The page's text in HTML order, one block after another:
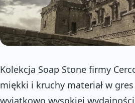
Kolekcja Soap Stone firmy
miękki i kruchy materiał w
wyjątkowo wysokiej